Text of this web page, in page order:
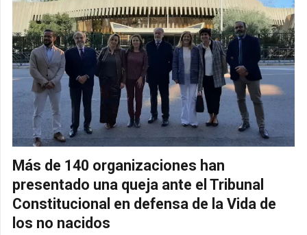
Más de 140 organizaciones han
presentado una queja ante el Tribunal
Constitucional en defensa de la Vida de
los no nacidos